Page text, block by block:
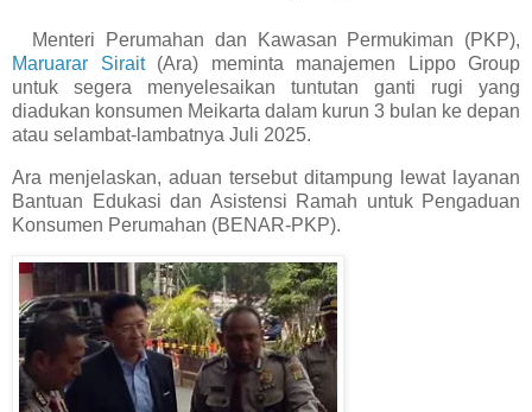
Menteri Perumahan dan Kawasan Permukiman (PKP),
Maruarar Sirait(Ara) meminta manajemen Lippo Group
untuk segera menyelesaikan tuntutan ganti rugi yang
diadukan konsumen Meikarta dalam kurun 3 bulan ke depan
atau selambat-lambatnya Juli 2025.
Ara menjelaskan, aduan tersebut ditampung lewat layanan
Bantuan Edukasi dan Asistensi Ramah untuk Pengaduan
Konsumen Perumahan (BENAR-PKP).